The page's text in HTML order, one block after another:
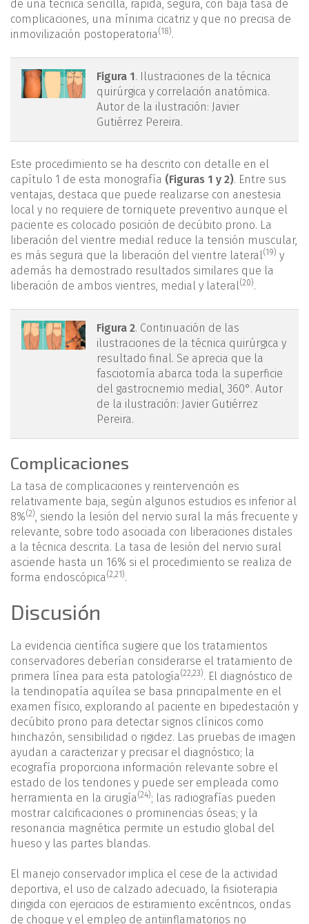
de una técnica sencilla, rápida, segura, con baja tasa de
complicaciones, una mínima cicatriz y que no precisa de
inmovilización postoperatoria(18).
mact.1601.fs2403006-
figura1.png
Figura 1. Ilustraciones de la técnica
quirúrgica y correlación anatómica.
Autor de la ilustración: Javier
Gutiérrez Pereira.
Este procedimiento se ha descrito con detalle en el
capítulo 1 de esta monografía (Figuras 1 y 2). Entre sus
ventajas, destaca que puede realizarse con anestesia
local y no requiere de torniquete preventivo aunque el
paciente es colocado posición de decúbito prono. La
liberación del vientre medial reduce la tensión muscular,
es más segura que la liberación del vientre lateral(19) y
además ha demostrado resultados similares que la
liberación de ambos vientres, medial y lateral(20).
mact.1601.fs2403006-
figura2.png
Figura 2. Continuación de las
ilustraciones de la técnica quirúrgica y
resultado final. Se aprecia que la
fasciotomía abarca toda la superficie
del gastrocnemio medial, 360°. Autor
de la ilustración: Javier Gutiérrez
Pereira.
Complicaciones
La tasa de complicaciones y reintervención es
relativamente baja, según algunos estudios es inferior al
8%(2)
, siendo la lesión del nervio sural la más frecuente y
relevante, sobre todo asociada con liberaciones distales
a la técnica descrita. La tasa de lesión del nervio sural
asciende hasta un 16% si el procedimiento se realiza de
forma endoscópica (2 21).
Discusión
La evidencia científica sugiere que los tratamientos
conservadores deberían considerarse el tratamiento de
primera línea para esta patología (22 23). El diagnóstico de
la tendinopatía aquílea se basa principalmente en el
examen físico, explorando al paciente en bipedestación y
decúbito prono para detectar signos clínicos como
hinchazón, sensibilidad o rigidez. Las pruebas de imagen
ayudan a caracterizar y precisar el diagnóstico; la
ecografía proporciona información relevante sobre el
estado de los tendones y puede ser empleada como
herramienta en la cirugía (24); las radiografías pueden
mostrar calcificaciones o prominencias óseas; y la
resonancia magnética permite un estudio global del
hueso y las partes blandas.
El manejo conservador implica el cese de la actividad
deportiva, el uso de calzado adecuado, la fisioterapia
dirigida con ejercicios de estiramiento excéntricos, ondas
de choque y el empleo de antiinflamatorios no